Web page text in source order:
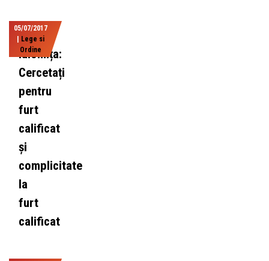
05/07/2017
Lege si
Ordine
Ialomița:
Cercetați
pentru
furt
calificat
și
complicitate
la
furt
calificat